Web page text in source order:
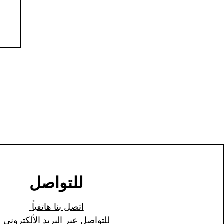
للتواصل
اتصل بنا هاتفياً
للتواصل عبر البريد الألكتروني